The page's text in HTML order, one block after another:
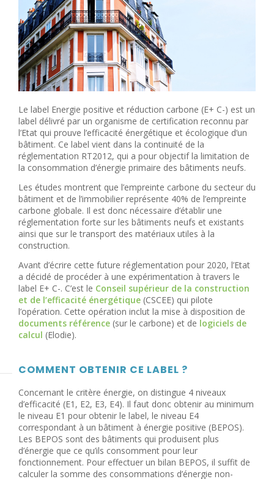
Le label Energie positive et réduction carbone (E+ C-) est un
label délivré par un organisme de certification reconnu par
l’Etat qui prouve l’efficacité énergétique et écologique d’un
bâtiment. Ce label vient dans la continuité de la
réglementation RT2012, qui a pour objectif la limitation de
la consommation d’énergie primaire des bâtiments neufs.
Les études montrent que l’empreinte carbone du secteur du
bâtiment et de l’immobilier représente 40% de l’empreinte
carbone globale. Il est donc nécessaire d’établir une
réglementation forte sur les bâtiments neufs et existants
ainsi que sur le transport des matériaux utiles à la
construction.
Avant d’écrire cette future réglementation pour 2020, l’Etat
a décidé de procéder à une expérimentation à travers le
label E+ C-. C’est le Conseil supérieur de la construction
et de l’efficacité énergétique (CSCEE) qui pilote
l’opération. Cette opération inclut la mise à disposition de
documents référence (sur le carbone) et de logiciels de
calcul (Elodie).
COMMENT OBTENIR CE LABEL ?
Concernant le critère énergie, on distingue 4 niveaux
d’efficacité (E1, E2, E3, E4). Il faut donc obtenir au minimum
le niveau E1 pour obtenir le label, le niveau E4
correspondant à un bâtiment à énergie positive (BEPOS).
Les BEPOS sont des bâtiments qui produisent plus
d’énergie que ce qu’ils consomment pour leur
fonctionnement. Pour effectuer un bilan BEPOS, il suffit de
calculer la somme des consommations d’énergie non-